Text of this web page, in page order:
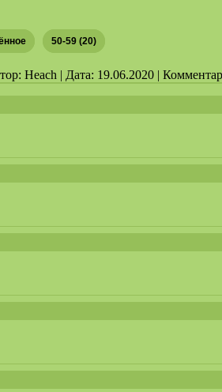
50-59 (20)
Heach | Дата: 19.06.2020 |